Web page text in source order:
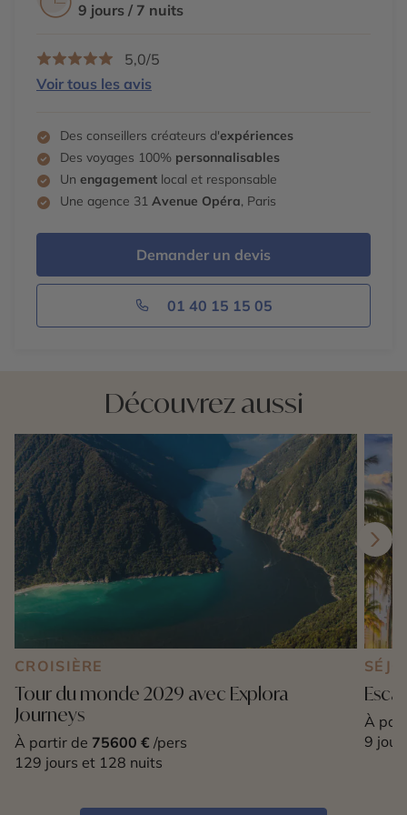
9 jours / 7 nuits
5,0/5
Voir tous les avis
Des conseillers créateurs d'expériences
Des voyages 100% personnalisables
Un engagement local et responsable
Une agence 31 Avenue Opéra, Paris
Demander un devis
01 40 15 15 05
Découvrez aussi
CROISIÈRE
Tour du monde 2029 avec Explora
Journeys
À partir de 75600 € /pers
129 jours et 128 nuits
À
9